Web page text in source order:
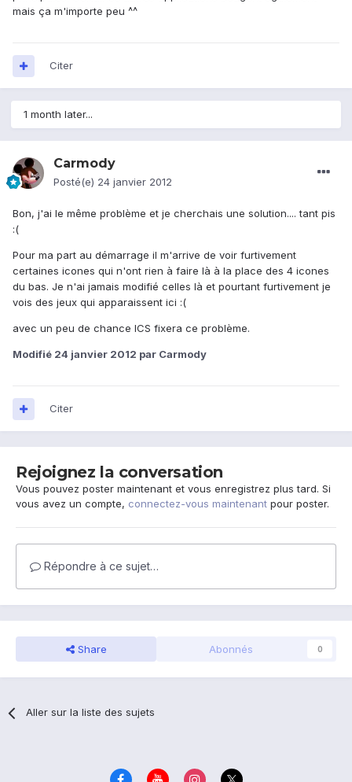
mais ça m'importe peu ^^
Citer
1 month later...
Carmody
Posté(e) 24 janvier 2012
Bon, j'ai le même problème et je cherchais une solution.... tant pis
:(
Pour ma part au démarrage il m'arrive de voir furtivement
certaines icones qui n'ont rien à faire là à la place des 4 icones
du bas. Je n'ai jamais modifié celles là et pourtant furtivement je
vois des jeux qui apparaissent ici :(
avec un peu de chance ICS fixera ce problème.
Modifié 24 janvier 2012 par Carmody
Citer
Rejoignez la conversation
Vous pouvez poster maintenant et vous enregistrez plus tard. Si
vous avez un compte, connectez-vous maintenant pour poster.
Répondre à ce sujet…
Share Abonnés 0
Aller sur la liste des sujets